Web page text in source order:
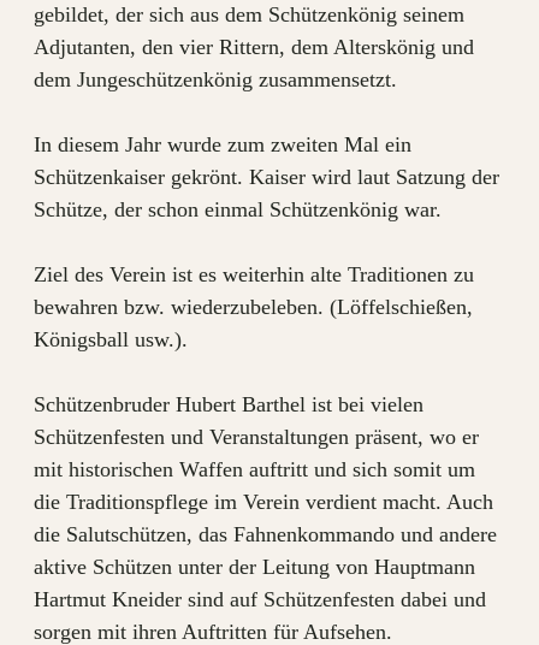
gebildet, der sich aus dem Schützenkönig seinem
Adjutanten, den vier Rittern, dem Alterskönig und
dem Jungeschützenkönig zusammensetzt.
In diesem Jahr wurde zum zweiten Mal ein
Schützenkaiser gekrönt. Kaiser wird laut Satzung der
Schütze, der schon einmal Schützenkönig war.
Ziel des Verein ist es weiterhin alte Traditionen zu
bewahren bzw. wiederzubeleben. (Löffelschießen,
Königsball usw.).
Schützenbruder Hubert Barthel ist bei vielen
Schützenfesten und Veranstaltungen präsent, wo er
mit historischen Waffen auftritt und sich somit um
die Traditionspflege im Verein verdient macht. Auch
die Salutschützen, das Fahnenkommando und andere
aktive Schützen unter der Leitung von Hauptmann
Hartmut Kneider sind auf Schützenfesten dabei und
sorgen mit ihren Auftritten für Aufsehen.